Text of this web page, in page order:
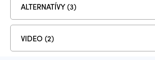
ALTERNATÍVY (3)
VIDEO (2)